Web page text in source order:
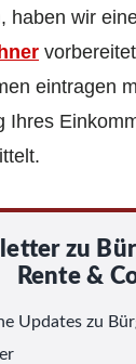
haben wir
eintragen
Ihres
zu
Rente &
Updates zu